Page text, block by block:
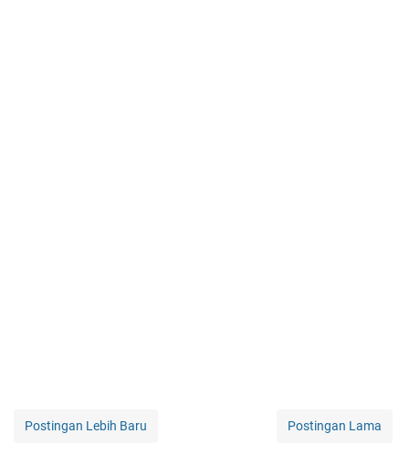
Postingan Lebih Baru Postingan Lama